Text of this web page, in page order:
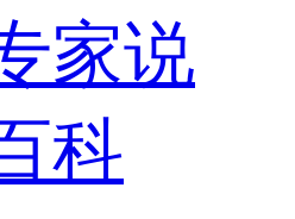
家说
科